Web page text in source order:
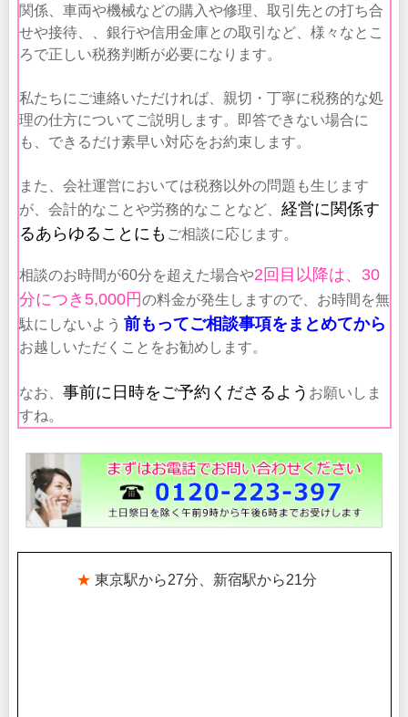
関係、車両や機械などの購入や修理、取引先との打ち合
せや接待、、銀行や信用金庫との取引など、様々なとこ
ろで正しい税務判断が必要になります。
私たちにご連絡いただければ、親切・丁寧に税務的な処
理の仕方についてご説明します。即答できない場合に
も、できるだけ素早い対応をお約束します。
また、会社運営においては税務以外の問題も生じます
が、会計的なことや労務的なことなど、 経営に関係す
るあらゆることにも ご相談に応じます。
相談のお時間が60分を超えた場合や2回目以降は、30
分につき5,000円の料金が発生しますので、お時間を無
駄にしないよう 前もってご相談事項をまとめてから
お越しいただくことをお勧めします。
なお、 事前に日時をご予約くださるよう お願いしま
すね。
★ 東京駅から27分、新宿駅から21分